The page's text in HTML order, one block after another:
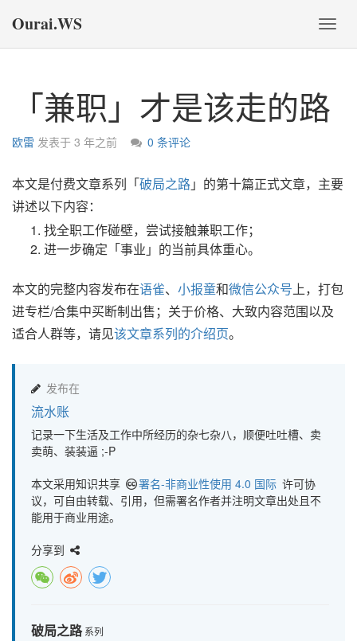
切
换
Ourai.WS
「兼职」才是该走的路
欧雷 发表于 3 年之前 0 条评论
本文是付费文章系列「破局之路」的第十篇正式文章，主要
讲述以下内容：
找全职工作碰壁，尝试接触兼职工作；
进一步确定「事业」的当前具体重心。
本文的完整内容发布在语雀、 小报童和微信公众号 上，打包
进专栏/合集中买断制出售；关于价格、大致内容范围以及
适合人群等，请见该文章系列的介绍页。
发布在
流水账
记录一下生活及工作中所经历的杂七杂八，顺便吐吐槽、卖
卖萌、装装逼 ;-P
本文采用知识共享 署名-非商业性使用 4.0 国际 许可协
议，可自由转载、引用，但需署名作者并注明文章出处且不
能用于商业用途。
分享到
破局之路系列